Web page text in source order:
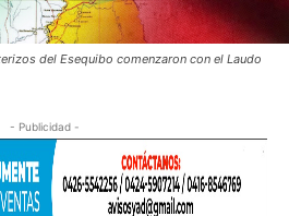
del Esequibo comenzaron con el Laudo
- Publicidad -